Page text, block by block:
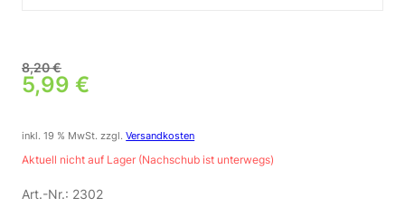
8,20€
Ursprünglicher Preis war: 8,20 €
5,99 €
Aktueller Preis ist: 5,99 €.
inkl. 19 % MwSt. zzgl.Versandkosten
Aktuell nicht auf Lager (Nachschub ist unterwegs)
Art.-Nr.: 2302